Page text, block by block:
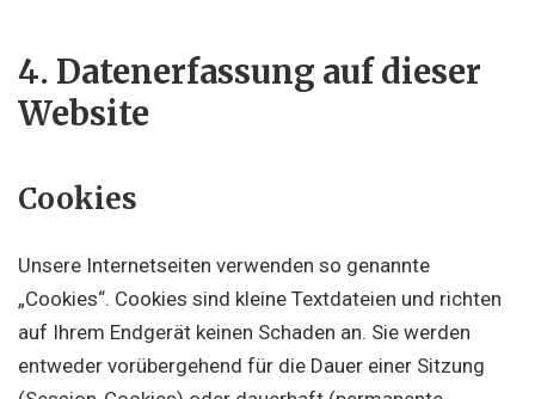
4. Datenerfassung auf dieser
Website
Cookies
Unsere Internetseiten verwenden so genannte
„Cookies“. Cookies sind kleine Textdateien und richten
auf Ihrem Endgerät keinen Schaden an. Sie werden
entweder vorübergehend für die Dauer einer Sitzung